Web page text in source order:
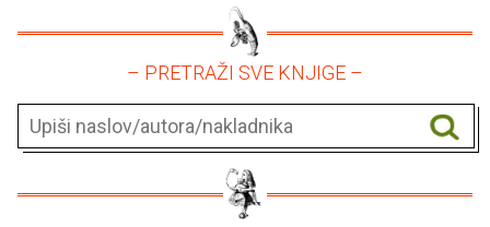
– PRETRAŽI SVE KNJIGE –